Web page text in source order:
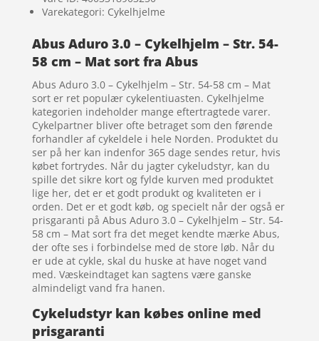
Varekategori: Cykelhjelme
Abus Aduro 3.0 – Cykelhjelm – Str. 54-
58 cm – Mat sort fra Abus
Abus Aduro 3.0 – Cykelhjelm – Str. 54-58 cm – Mat
sort er ret populær cykelentiuasten. Cykelhjelme
kategorien indeholder mange eftertragtede varer.
Cykelpartner bliver ofte betraget som den førende
forhandler af cykeldele i hele Norden. Produktet du
ser på her kan indenfor 365 dage sendes retur, hvis
købet fortrydes. Når du jagter cykeludstyr, kan du
spille det sikre kort og fylde kurven med produktet
lige her, det er et godt produkt og kvaliteten er i
orden. Det er et godt køb, og specielt når der også er
prisgaranti på Abus Aduro 3.0 – Cykelhjelm – Str. 54-
58 cm – Mat sort fra det meget kendte mærke Abus,
der ofte ses i forbindelse med de store løb. Når du
er ude at cykle, skal du huske at have noget vand
med. Væskeindtaget kan sagtens være ganske
almindeligt vand fra hanen.
Cykeludstyr kan købes online med
prisgaranti